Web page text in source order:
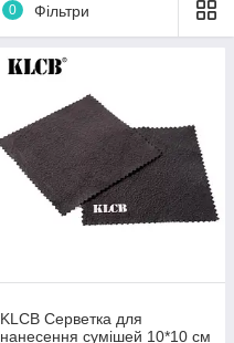
0 Фільтри
KLCB Серветка для
нанесення сумішей 10*10 см